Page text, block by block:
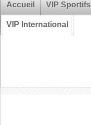
Accueil VIP Sportifs
VIP International